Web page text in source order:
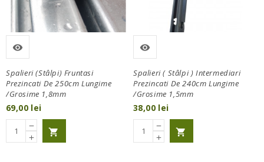
visibility
Spalieri (Stâlpi) Fruntasi
Prezincati De 250cm Lungime
/grosime 1,8mm
69,00 leiPret
remove
add
shopping_cart
visibility
Spalieri ( Stâlpi ) Intermediari
Prezincati De 240cm Lungime
/grosime 1,5mm
38,00 leiPret
remove
add
shopping_cart